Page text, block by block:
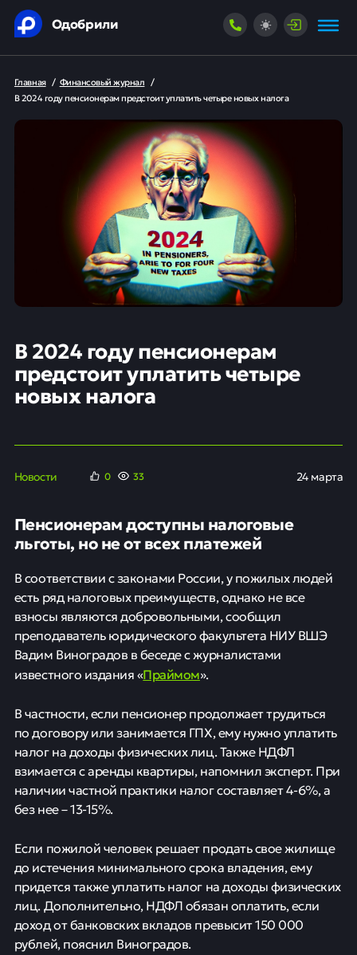
Одобрили
Главная / Финансовый журнал /
В 2024 году пенсионерам предстоит уплатить четыре новых налога
В 2024 году пенсионерам
предстоит уплатить четыре
новых налога
Новости 0 33 24 марта
Пенсионерам доступны налоговые
льготы, но не от всех платежей
В соответствии с законами России, у пожилых людей
есть ряд налоговых преимуществ, однако не все
взносы являются добровольными, сообщил
преподаватель юридического факультета НИУ ВШЭ
Вадим Виноградов в беседе с журналистами
известного издания «Праймом».
В частности, если пенсионер продолжает трудиться
по договору или занимается ГПХ, ему нужно уплатить
налог на доходы физических лиц. Также НДФЛ
взимается с аренды квартиры, напомнил эксперт. При
наличии частной практики налог составляет 4-6%, а
без нее – 13-15%.
Если пожилой человек решает продать свое жилище
до истечения минимального срока владения, ему
придется также уплатить налог на доходы физических
лиц. Дополнительно, НДФЛ обязан оплатить, если
доход от банковских вкладов превысит 150 000
рублей, пояснил Виноградов.